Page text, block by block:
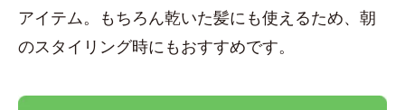
アイテム。もちろん乾いた髪にも使えるため、朝
のスタイリング時にもおすすめです。